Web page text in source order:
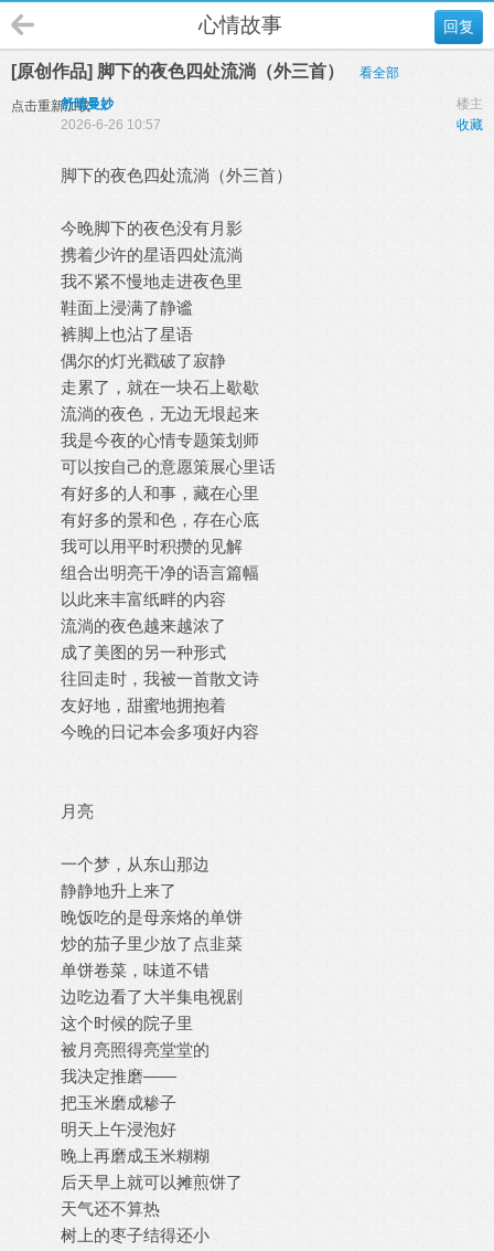
回复
心情故事
[原创作品] 脚下的夜色四处流淌（外三首） 看全部
点击重新加载 楼主
舒晴曼妙
收藏
2026-6-26 10:57
脚下的夜色四处流淌（外三首）
今晚脚下的夜色没有月影
携着少许的星语四处流淌
我不紧不慢地走进夜色里
鞋面上浸满了静谧
裤脚上也沾了星语
偶尔的灯光戳破了寂静
走累了，就在一块石上歇歇
流淌的夜色，无边无垠起来
我是今夜的心情专题策划师
可以按自己的意愿策展心里话
有好多的人和事，藏在心里
有好多的景和色，存在心底
我可以用平时积攒的见解
组合出明亮干净的语言篇幅
以此来丰富纸畔的内容
流淌的夜色越来越浓了
成了美图的另一种形式
往回走时，我被一首散文诗
友好地，甜蜜地拥抱着
今晚的日记本会多项好内容
月亮
一个梦，从东山那边
静静地升上来了
晚饭吃的是母亲烙的单饼
炒的茄子里少放了点韭菜
单饼卷菜，味道不错
边吃边看了大半集电视剧
这个时候的院子里
被月亮照得亮堂堂的
我决定推磨——
把玉米磨成糁子
明天上午浸泡好
晚上再磨成玉米糊糊
后天早上就可以摊煎饼了
天气还不算热
树上的枣子结得还小